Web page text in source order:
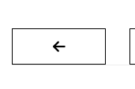
compartir historias
por este camino.